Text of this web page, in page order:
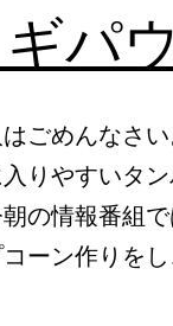
パ
ごめんなさい
りやすいタ
の情報番組
コーン作りを